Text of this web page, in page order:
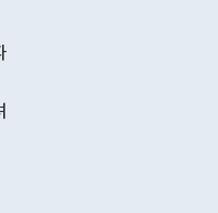
무너졌다고도 했다. 또 "현 시
함께 4자 대화의 동력을 확보
며 월간 기준 처음으로 1000
196.9% 급증했고 컴퓨터·주
수출은 160.4% 늘었으며